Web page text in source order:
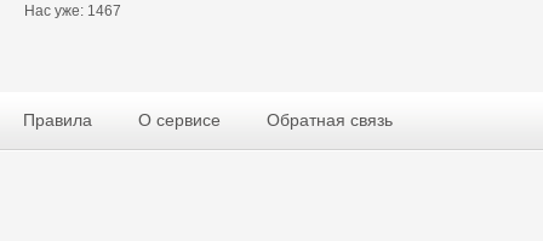
Нас уже: 1467
Правила О сервисе Обратная связь